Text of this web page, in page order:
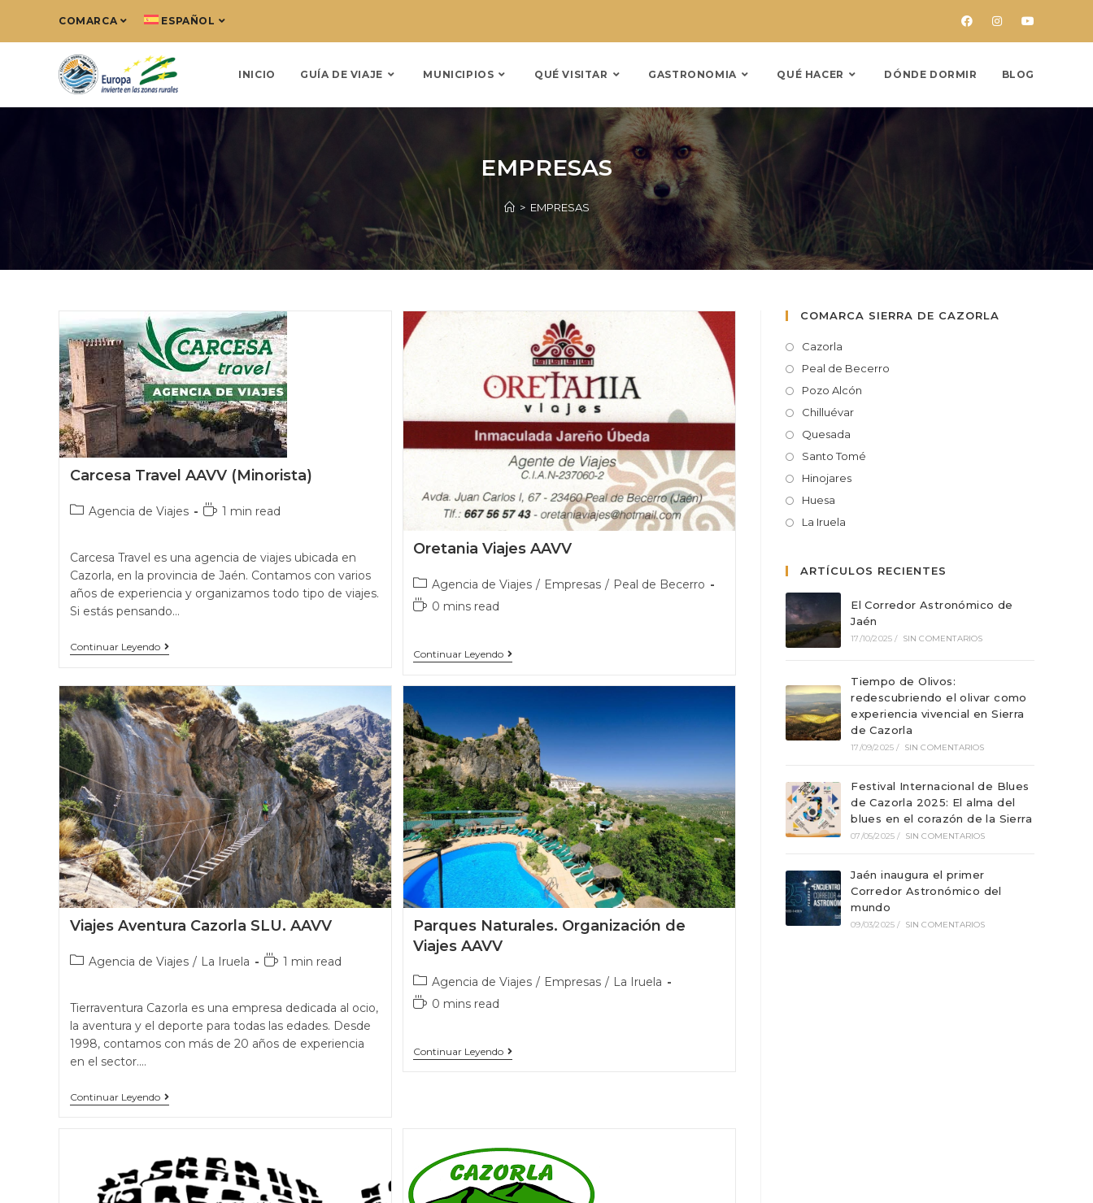
COMARCA ESPAÑOL
INICIO GUÍA DE VIAJE MUNICIPIOS QUÉ VISITAR GASTRONOMIA QUÉ HACER DÓNDE DORMIR BLOG
EMPRESAS
> EMPRESAS
Carcesa Travel AAVV (Minorista)
Agencia de Viajes 1 min read
Carcesa Travel es una agencia de viajes ubicada en
Cazorla, en la provincia de Jaén. Contamos con varios
años de experiencia y organizamos todo tipo de viajes.
Si estás pensando…
Continuar Leyendo
Oretania Viajes AAVV
Agencia de Viajes / Empresas / Peal de Becerro
0 mins read
Continuar Leyendo
Viajes Aventura Cazorla SLU. AAVV
Agencia de Viajes / La Iruela 1 min read
Tierraventura Cazorla es una empresa dedicada al ocio,
la aventura y el deporte para todas las edades. Desde
1998, contamos con más de 20 años de experiencia
en el sector.…
Continuar Leyendo
Parques Naturales. Organización de
Viajes AAVV
Agencia de Viajes / Empresas / La Iruela
0 mins read
Continuar Leyendo
COMARCA SIERRA DE CAZORLA
Cazorla
Peal de Becerro
Pozo Alcón
Chilluévar
Quesada
Santo Tomé
Hinojares
Huesa
La Iruela
ARTÍCULOS RECIENTES
El Corredor Astronómico de
Jaén
17/10/2025 / SIN COMENTARIOS
Tiempo de Olivos:
redescubriendo el olivar como
experiencia vivencial en Sierra
de Cazorla
17/09/2025 / SIN COMENTARIOS
Festival Internacional de Blues
de Cazorla 2025: El alma del
blues en el corazón de la Sierra
07/05/2025 / SIN COMENTARIOS
Jaén inaugura el primer
Corredor Astronómico del
mundo
09/03/2025 / SIN COMENTARIOS